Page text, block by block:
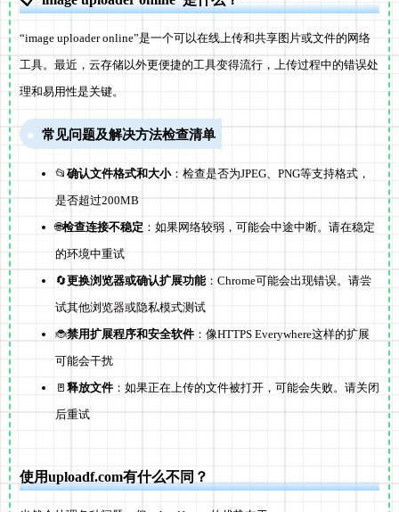
“image uploader online”是一个可以在线上传和共享图片或文件的网络
工具。最近，云存储以外更便捷的工具变得流行，上传过程中的错误处
理和易用性是关键。
常见问题及解决方法检查清单
📂 确认文件格式和大小：检查是否为JPEG、PNG等支持格式，
是否超过200MB
🌐检查连接不稳定 ：如果网络较弱，可能会中途中断。请在稳定
的环境中重试
🔄更换浏览器或确认扩展功能：Chrome可能会出现错误。请尝
试其他浏览器或隐私模式测试
🐞禁用扩展程序和安全软件 ：像HTTPS Everywhere这样的扩展
可能会干扰
🚪 释放文件 ：如果正在上传的文件被打开，可能会失败。请关闭
后重试
使用uploadf.com有什么不同？